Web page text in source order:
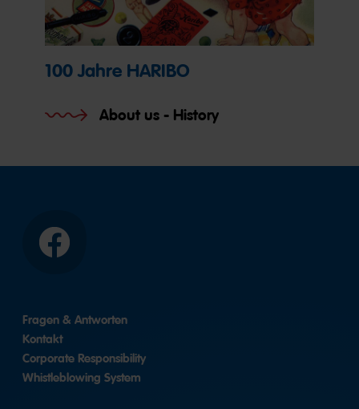
100 Jahre HARIBO
About us - History
Facebook
Fragen & Antworten
Kontakt
Corporate Responsibility
Whistleblowing System